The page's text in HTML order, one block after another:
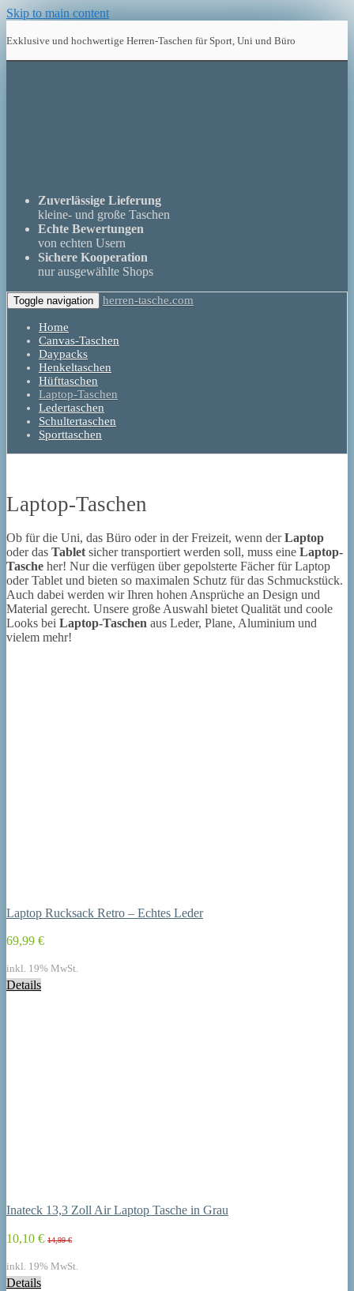
Skip to main content
Exklusive und hochwertige Herren-Taschen für Sport, Uni und Büro
Zuverlässige Lieferung
kleine- und große Taschen
Echte Bewertungen
von echten Usern
Sichere Kooperation
nur ausgewählte Shops
Toggle navigation herren-tasche.com
Home
Canvas-Taschen
Daypacks
Henkeltaschen
Hüfttaschen
Laptop-Taschen
Ledertaschen
Schultertaschen
Sporttaschen
Laptop-Taschen
Ob für die Uni, das Büro oder in der Freizeit, wenn derLaptop
oder das Tabletsicher transportiert werden soll, muss eine Laptop-
Tasche her! Nur die verfügen über gepolsterte Fächer für Laptop
oder Tablet und bieten so maximalen Schutz für das Schmuckstück.
Auch dabei werden wir Ihren hohen Ansprüche an Design und
Material gerecht. Unsere große Auswahl bietet Qualität und coole
Looks bei Laptop-Taschen aus Leder, Plane, Aluminium und
vielem mehr!
Laptop Rucksack Retro – Echtes Leder
69,99 €
inkl. 19% MwSt.
Details
Inateck 13,3 Zoll Air Laptop Tasche in Grau
10,10 € 14,99 €
inkl. 19% MwSt.
Details